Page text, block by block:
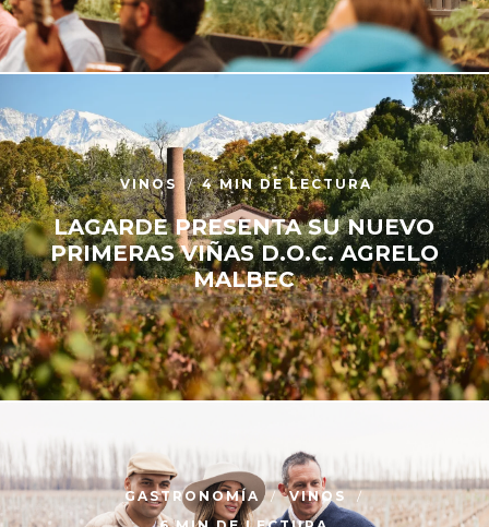
VINOS 4 MIN DE LECTURA
LAGARDE PRESENTA SU NUEVO
PRIMERAS VIÑAS D.O.C. AGRELO
MALBEC
GASTRONOMÍA
VINOS